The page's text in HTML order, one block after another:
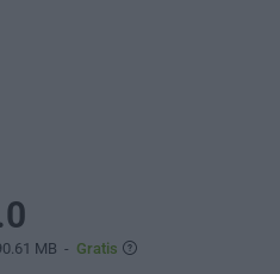
MB - Gratis